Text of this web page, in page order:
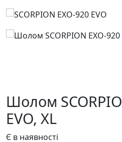
Шолом
EVO, XL
Є в наявності